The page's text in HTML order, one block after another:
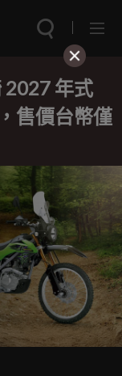
2027 年式
售價台幣僅